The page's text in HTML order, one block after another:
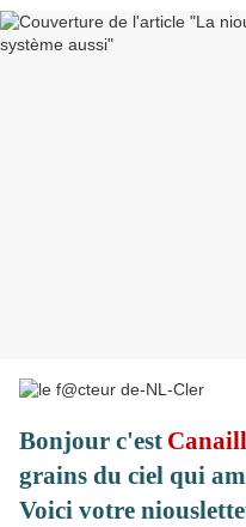
Bonjour c'est
grains du ciel qui
Voici votre